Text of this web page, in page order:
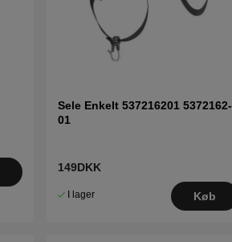
Sele Enkelt 537216201 5372162-
01
149DKK
I lager Køb